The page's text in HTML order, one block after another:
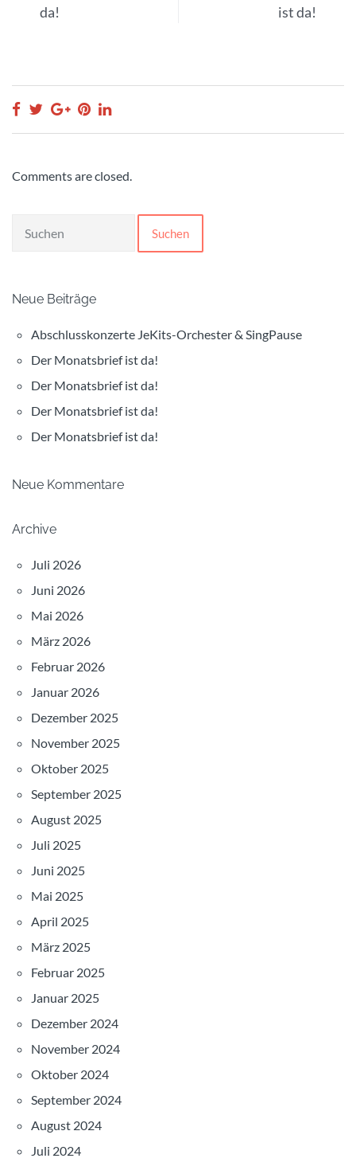
da!
ist da!
Comments are closed.
Suchen
Neue Beiträge
Abschlusskonzerte JeKits-Orchester & SingPause
Der Monatsbrief ist da!
Der Monatsbrief ist da!
Der Monatsbrief ist da!
Der Monatsbrief ist da!
Neue Kommentare
Archive
Juli 2026
Juni 2026
Mai 2026
März 2026
Februar 2026
Januar 2026
Dezember 2025
November 2025
Oktober 2025
September 2025
August 2025
Juli 2025
Juni 2025
Mai 2025
April 2025
März 2025
Februar 2025
Januar 2025
Dezember 2024
November 2024
Oktober 2024
September 2024
August 2024
Juli 2024